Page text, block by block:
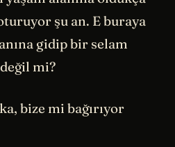
şu an. E buraya
gidip bir selam
mi?
bize mi bağırıyor